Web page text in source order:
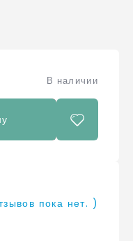
В наличии
пока нет. )